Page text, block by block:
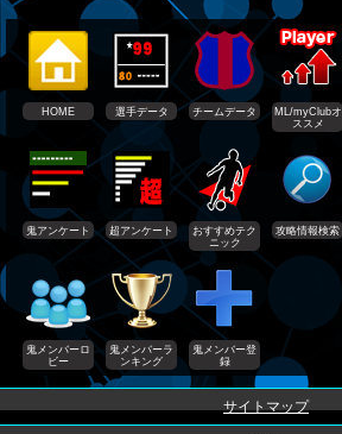
HOME 選手データ チームデータ
ML/myClubオ
ススメ
鬼アンケート 超アンケート
おすすめテク
ニック
攻略情報検索
鬼メンバーロ
ビー
鬼メンバーラ
ンキング
鬼メンバー登
録
サイトマップ